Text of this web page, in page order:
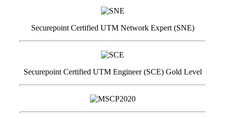
Securepoint Certified UTM Network Expert (SNE)
Securepoint Certified UTM Engineer (SCE) Gold Level